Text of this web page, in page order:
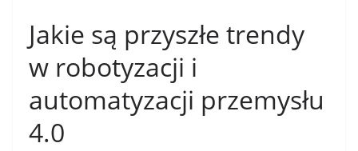
Jakie są przyszłe trendy
w robotyzacji i
automatyzacji przemysłu
4.0